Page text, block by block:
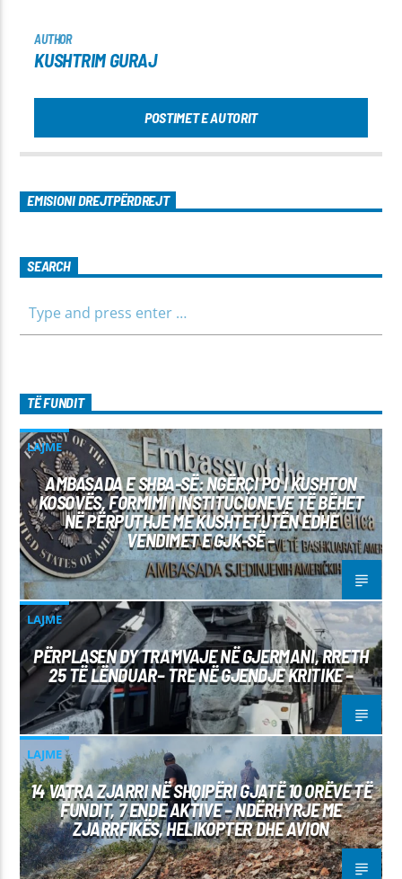
AUTHOR
KUSHTRIM GURAJ
POSTIMET E AUTORIT
EMISIONI DREJTPËRDREJT
SEARCH
TË FUNDIT
LAJME
AMBASADA E SHBA-SË: NGËRÇI PO I KUSHTON
KOSOVËS, FORMIMI I INSTITUCIONEVE TË BËHET
NË PËRPUTHJE ME KUSHTETUTËN EDHE
VENDIMET E GJK-SË –
LAJME
PËRPLASEN DY TRAMVAJE NË GJERMANI, RRETH
25 TË LËNDUAR– TRE NË GJENDJE KRITIKE –
LAJME
14 VATRA ZJARRI NË SHQIPËRI GJATË 10 ORËVE TË
FUNDIT, 7 ENDE AKTIVE – NDËRHYRJE ME
ZJARRFIKËS, HELIKOPTER DHE AVION